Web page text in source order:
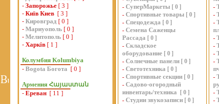
- Запорожье [ 3 ]
- Київ Киев [ 3 ]
- Кировград [ 0 ]
- Мариуополь [ 0 ]
- Мелитополь [ 0 ]
- Харків [ 1 ]
Колумбия Kolumbiya
- Bogota Богота [ 0 ]
Армения Հայաստան
- Ереван [ 11 ]
- СуперМаркеты [ 0 ]
- Спортивные товары [ 0 ]
- Спецодежда [ 0 ]
- Семена Саженцы
Рассада [ 0 ]
- Складское
оборудование [ 0 ]
- Солнечные панели [ 0 ]
- Светотехника [ 0 ]
- Спортивные секции [ 0 ]
- Садово-огородный
инвентарь/техника
[ 0 ]
- Студии звукозаписи [ 0 ]
-
-
-
-
-
-
-
-
-
-